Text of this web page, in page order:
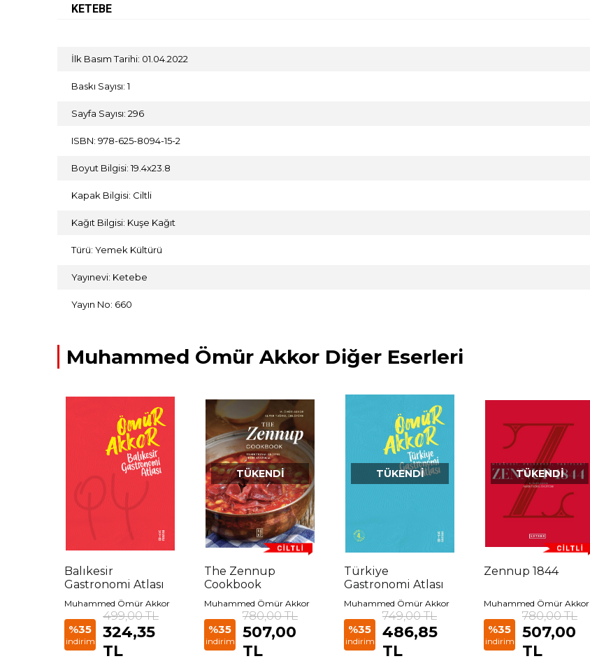
KETEBE
İlk Basım Tarihi: 01.04.2022
Baskı Sayısı: 1
Sayfa Sayısı: 296
ISBN: 978-625-8094-15-2
Boyut Bilgisi: 19.4x23.8
Kapak Bilgisi: Ciltli
Kağıt Bilgisi: Kuşe Kağıt
Türü: Yemek Kültürü
Yayınevi: Ketebe
Yayın No: 660
Muhammed Ömür Akkor Diğer Eserleri
Balıkesir
Gastronomi Atlası
Muhammed Ömür Akkor
%35
indirim
499,00 TL
324,35
TL
TÜKENDI
The Zennup
Cookbook
Muhammed Ömür Akkor
%35
indirim
780,00 TL
507,00
TL
TÜKENDI
Türkiye
Gastronomi Atlası
Muhammed Ömür Akkor
%35
indirim
749,00 TL
486,85
TL
TÜKENDI
Zennup 1844
Muhammed Ömür Akkor
%35
indirim
780,00 TL
507,00
TL